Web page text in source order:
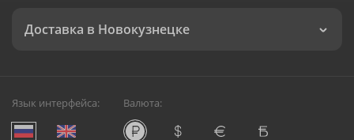
Доставка в Новокузнецке
Язык интерфейса: Валюта: